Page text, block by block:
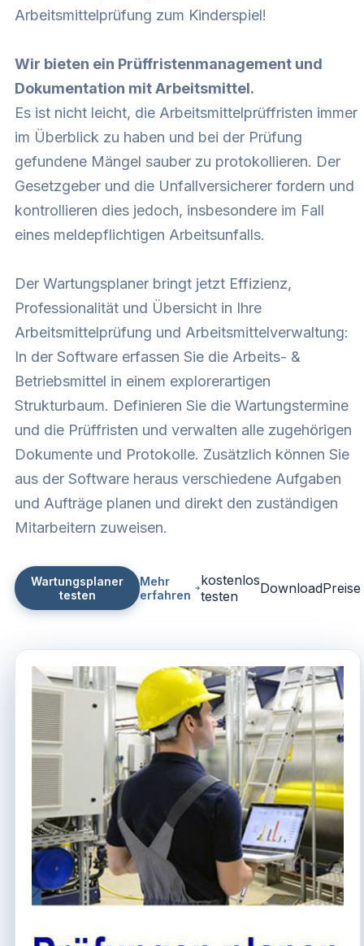
Arbeitsmittelprüfung zum Kinderspiel!
Wir bieten ein Prüffristenmanagement und
Dokumentation mit Arbeitsmittel.
Es ist nicht leicht, die Arbeitsmittelprüffristen immer
im Überblick zu haben und bei der Prüfung
gefundene Mängel sauber zu protokollieren. Der
Gesetzgeber und die Unfallversicherer fordern und
kontrollieren dies jedoch, insbesondere im Fall
eines meldepflichtigen Arbeitsunfalls.
Der Wartungsplaner bringt jetzt Effizienz,
Professionalität und Übersicht in Ihre
Arbeitsmittelprüfung und Arbeitsmittelverwaltung:
In der Software erfassen Sie die Arbeits- &
Betriebsmittel in einem explorerartigen
Strukturbaum. Definieren Sie die Wartungstermine
und die Prüffristen und verwalten alle zugehörigen
Dokumente und Protokolle. Zusätzlich können Sie
aus der Software heraus verschiedene Aufgaben
und Aufträge planen und direkt den zuständigen
Mitarbeitern zuweisen.
Wartungsplaner
testen
Mehr
erfahren
kostenlos
testen
DownloadPreise